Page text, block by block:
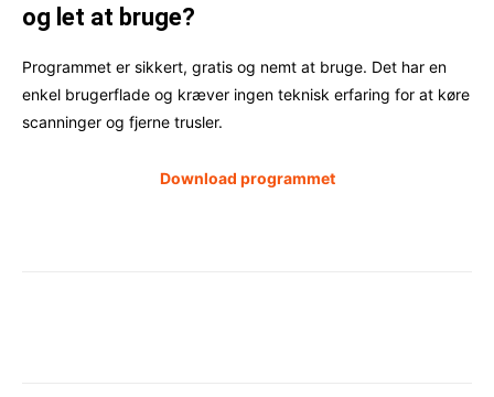
og let at bruge?
Programmet er sikkert, gratis og nemt at bruge. Det har en
enkel brugerflade og kræver ingen teknisk erfaring for at køre
scanninger og fjerne trusler.
Download programmet